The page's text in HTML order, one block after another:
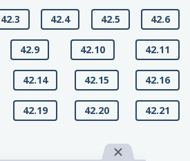
42.3 42.4 42.5 42.6
42.9 42.10 42.11
42.14 42.15 42.16
42.19 42.20 42.21